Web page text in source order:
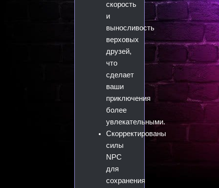
скорость
и
выносливость
верховых
друзей,
что
сделает
ваши
приключения
более
увлекательными.
Скорректированы
силы
NPC
для
сохранения